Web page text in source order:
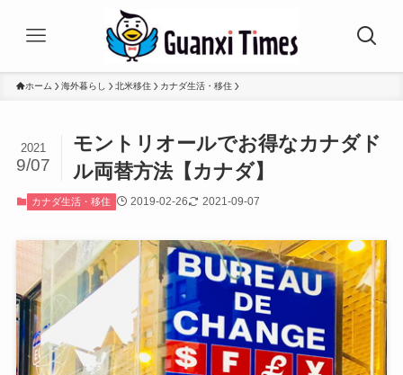
ホーム 海外暮らし 北米移住 カナダ生活・移住
モントリオールでお得なカナダド
ル両替方法【カナダ】
2021
9/07
カナダ生活・移住 2019-02-26 2021-09-07